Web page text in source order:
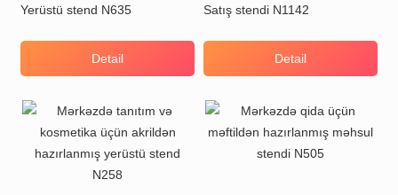
Yerüstü stend N635
Detail
Satış stendi N1142
Detail